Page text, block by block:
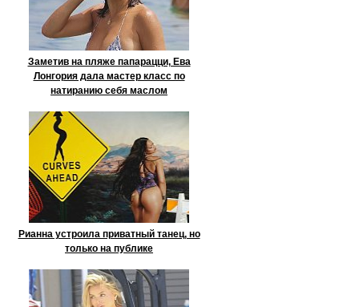
Заметив на пляже папарацци, Ева
Лонгория дала мастер класс по
натиранию себя маслом
Рианна устроила приватный танец, но
только на публике